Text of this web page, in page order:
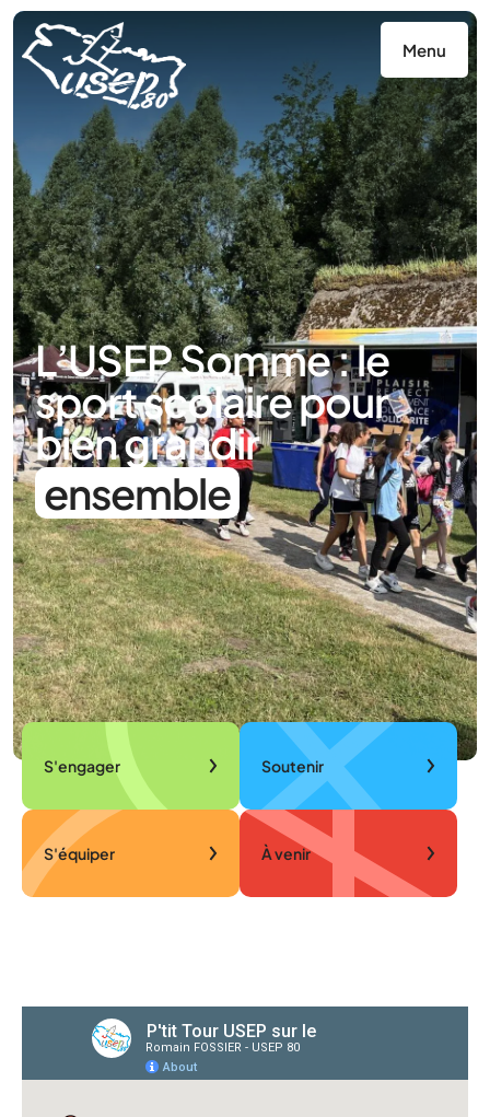
Menu
L’USEP Somme : le
sport scolaire pour
bien grandir
ensemble
S'engager Soutenir
S'équiper À venir
Panneau de gestion des cookies